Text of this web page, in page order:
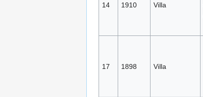
14 1910 Villa
17 1898 Villa